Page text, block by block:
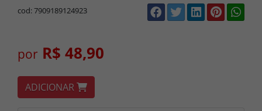
cod: 7909189124923
por R$ 48,90
ADICIONAR